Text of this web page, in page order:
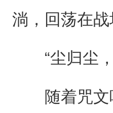
淌，回荡在战
“尘归尘
随着咒文响